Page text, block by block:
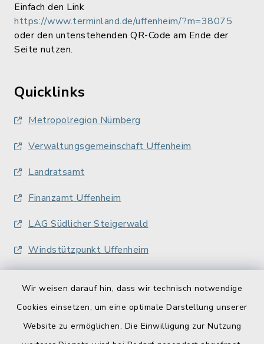
Wir weisen darauf hin, dass wir technisch notwendige
Cookies einsetzen, um eine optimale Darstellung unserer
Website zu ermöglichen. Die Einwilligung zur Nutzung
Einfach den Link
https://www.terminland.de/uffenheim/?m=38075
oder den untenstehenden QR-Code am Ende der
Seite nutzen.
Quicklinks
Metropolregion Nürnberg
Verwaltungsgemeinschaft Uffenheim
Landratsamt
Finanzamt Uffenheim
LAG Südlicher Steigerwald
Windstützpunkt Uffenheim